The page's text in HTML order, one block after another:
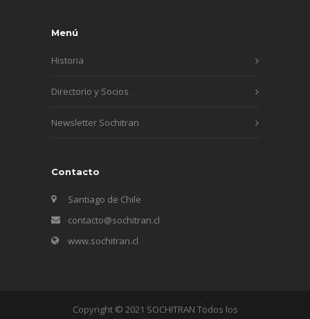
Menú
Historia
Directorio y Socios
Newsletter Sochitran
Contacto
Santiago de Chile
contacto@sochitran.cl
www.sochitran.cl
Copyright © 2021 SOCHITRAN Todos los